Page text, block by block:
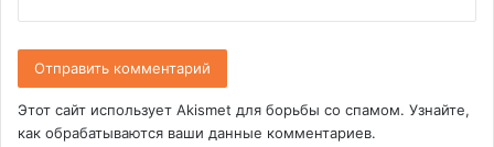
Этот сайт использует Akismet для борьбы со спамом. Узнайте,
как обрабатываются ваши данные комментариев.